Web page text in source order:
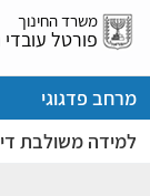
דלג
אל
משרד החינוך
פורטל
מרחב פדגוגי
למידה משולבת